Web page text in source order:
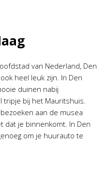
van Nederland, Den
heel leuk zijn. In Den
duinen nabij
bij het Mauritshuis.
aan de musea
dat je binnenkomt. In Den
om je huurauto te